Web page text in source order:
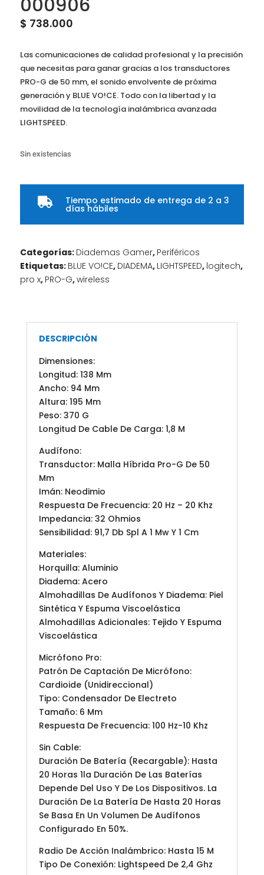
$ 738.000
Las comunicaciones de calidad profesional y la precisión
que necesitas para ganar gracias a los transductores
PRO-G de 50 mm, el sonido envolvente de próxima
generación y BLUE VO!CE. Todo con la libertad y la
movilidad de la tecnología inalámbrica avanzada
LIGHTSPEED.
Sin existencias
 Tiempo estimado de entrega de 2 a 3
días hábiles
Categorías: Diademas Gamer, Periféricos
Etiquetas: BLUE VO!CE, DIADEMA, LIGHTSPEED, logitech,
pro x, PRO-G,wireless
DESCRIPCIÓN
Dimensiones:
Longitud: 138 Mm
Ancho: 94 Mm
Altura: 195 Mm
Peso: 370 G
Longitud De Cable De Carga: 1,8 M
Audífono:
Transductor: Malla Híbrida Pro-G De 50
Mm
Imán: Neodimio
Respuesta De Frecuencia: 20 Hz – 20 Khz
Impedancia: 32 Ohmios
Sensibilidad: 91,7 Db Spl A 1 Mw Y 1 Cm
Materiales:
Horquilla: Aluminio
Diadema: Acero
Almohadillas De Audífonos Y Diadema: Piel
Sintética Y Espuma Viscoelástica
Almohadillas Adicionales: Tejido Y Espuma
Viscoelástica
Micrófono Pro:
Patrón De Captación De Micrófono:
Cardioide (Unidireccional)
Tipo: Condensador De Electreto
Tamaño: 6 Mm
Respuesta De Frecuencia: 100 Hz-10 Khz
Sin Cable:
Duración De Batería (Recargable): Hasta
20 Horas 1la Duración De Las Baterías
Depende Del Uso Y De Los Dispositivos. La
Duración De La Batería De Hasta 20 Horas
Se Basa En Un Volumen De Audífonos
Configurado En 50%.
Radio De Acción Inalámbrico: Hasta 15 M
Tipo De Conexión: Lightspeed De 2,4 Ghz